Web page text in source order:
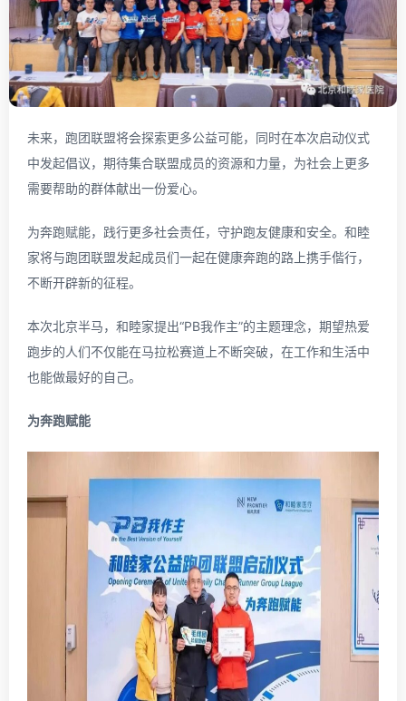
未来，跑团联盟将会探索更多公益可能，同时在本次启动仪式
中发起倡议，期待集合联盟成员的资源和力量，为社会上更多
需要帮助的群体献出一份爱心。
为奔跑赋能，践行更多社会责任，守护跑友健康和安全。和睦
家将与跑团联盟发起成员们一起在健康奔跑的路上携手偕行，
不断开辟新的征程。
本次北京半马，和睦家提出“PB我作主”的主题理念，期望热爱
跑步的人们不仅能在马拉松赛道上不断突破，在工作和生活中
也能做最好的自己。
为奔跑赋能